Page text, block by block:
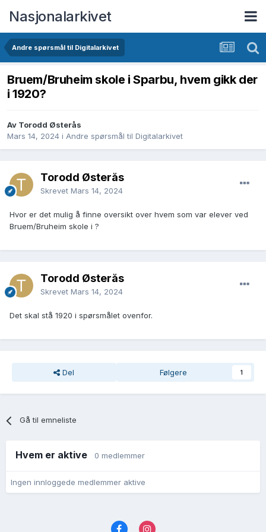
Nasjonalarkivet
Andre spørsmål til Digitalarkivet
Bruem/Bruheim skole i Sparbu, hvem gikk der
i 1920?
Av Torodd Østerås
Mars 14, 2024 i Andre spørsmål til Digitalarkivet
Torodd Østerås
Skrevet Mars 14, 2024
Hvor er det mulig å finne oversikt over hvem som var elever ved
Bruem/Bruheim skole i ?
Torodd Østerås
Skrevet Mars 14, 2024
Det skal stå 1920 i spørsmålet ovenfor.
Del Følgere 1
Gå til emneliste
Hvem er aktive 0 medlemmer
Ingen innloggede medlemmer aktive